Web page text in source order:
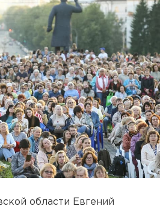
области Евгений